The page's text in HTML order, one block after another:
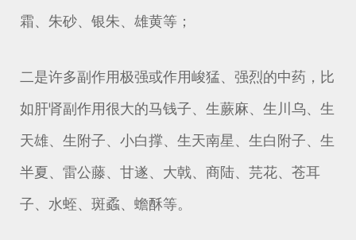
霜、朱砂、银朱、雄黄等；
二是许多副作用极强或作用峻猛、强烈的中药，比
如肝肾副作用很大的马钱子、生蕨麻、生川乌、生
天雄、生附子、小白撑、生天南星、生白附子、生
半夏、雷公藤、甘遂、大戟、商陆、芫花、苍耳
子、水蛭、斑蟊、蟾酥等。